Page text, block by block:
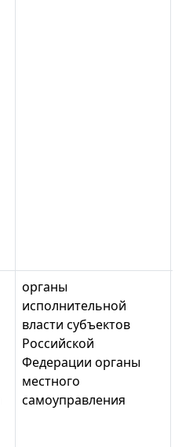
органы
исполнительной
власти субъектов
Российской
Федерации органы
местного
самоуправления